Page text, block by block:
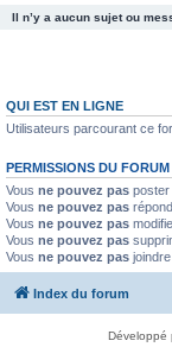
Il n’y a aucun sujet ou
QUI EST EN LIGNE
Utilisateurs parcourant ce
PERMISSIONS DU FORUM
Vous ne pouvez pas poster
Vous ne pouvez pas
Vous ne pouvez pas
Vous ne pouvez pas
Vous ne pouvez pas
Index du forum
Développé